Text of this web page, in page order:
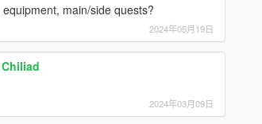
main/side quests?
2024年05月19日
2024年03月09日